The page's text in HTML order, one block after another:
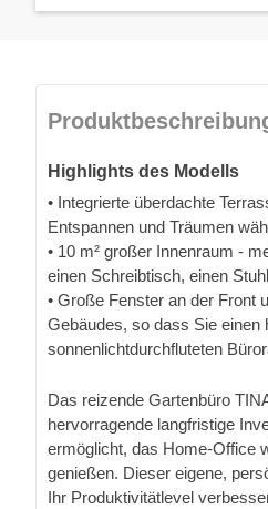
Highlights des Modells
• Integrierte überdachte
Entspannen und Träumen
• 10 m² großer Innenraum -
einen Schreibtisch, einen
• Große Fenster an der Front
Gebäudes, so dass Sie einen
sonnenlichtdurchfluteten
Das reizende Gartenbüro
hervorragende langfristige
ermöglicht, das Home-Office
genießen. Dieser eigene,
Ihr Produktivitätlevel